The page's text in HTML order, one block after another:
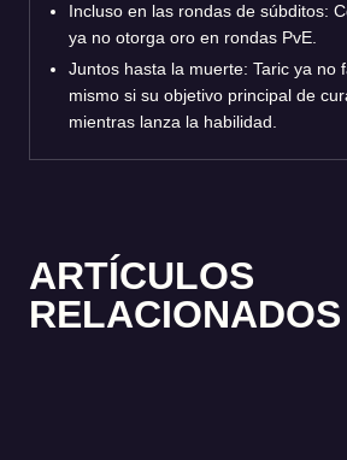
Incluso en las rondas de súbditos:
ya no otorga oro en rondas PvE.
Juntos hasta la muerte: Taric ya no
mismo si su objetivo principal de
mientras lanza la habilidad.
ARTÍCULOS
RELACIONADOS